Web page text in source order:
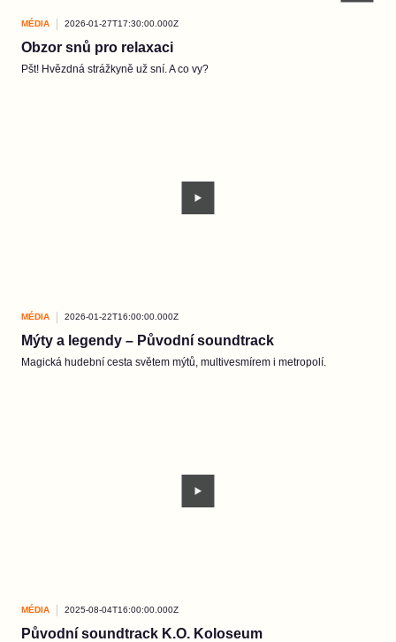
MÉDIA 2026-01-27T17:30:00.000Z
Obzor snů pro relaxaci
Pšt! Hvězdná strážkyně už sní. A co vy?
MÉDIA 2026-01-22T16:00:00.000Z
Mýty a legendy – Původní soundtrack
Magická hudební cesta světem mýtů, multivesmírem i metropolí.
MÉDIA 2025-08-04T16:00:00.000Z
Původní soundtrack K.O. Koloseum